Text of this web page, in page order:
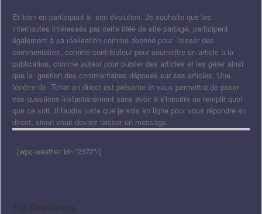
Et bien en participant à son évolution. Je souhaite que les
internautes intéressés par cette idée de site partagé, participent
également à sa réalisation comme abonné pour laisser des
commentaires, comme contributeur pour soumettre un article à la
publication, comme auteur pour publier des articles et les gérer ainsi
que la gestion des commentaires déposés sur ses articles. Une
fenêtre de Tchat en direct est présente et vous permettra de poser
vos questions instantanément sans avoir à s'inscrire ou remplir quoi
que ce soit. Il faudra juste que je sois en ligne pour vous répondre en
direct, sinon vous devrez laisser un message.
[wpc-weather id="2372"/]
Top Downloads